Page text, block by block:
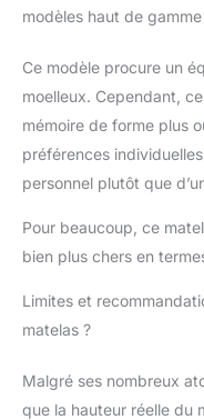
comme
sont certifiés
classe 1 et
l'absence de
l'homme et
avec
lit propre et
Made in Italy,
dans une
MATELAS &
modèles haut de gamme
Ce modèle procure un
moelleux. Cependant,
mémoire de forme plus
préférences
personnel plutôt que
Pour beaucoup, ce
bien plus chers en
Limites et
matelas ?
Malgré ses nombreux
que la hauteur réelle du